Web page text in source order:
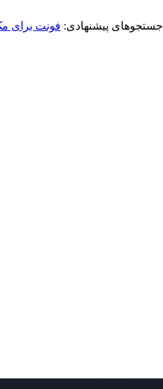
جستجوهای پیشنهادی: فونت برای